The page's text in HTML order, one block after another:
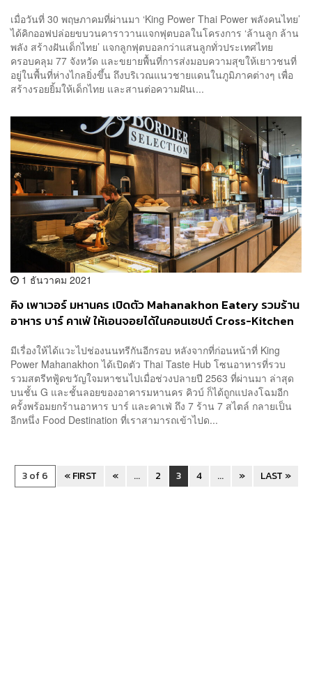
เมื่อวันที่ 30 พฤษภาคมที่ผ่านมา ‘King Power Thai Power พลังคนไทย’
ได้คิกออฟปล่อยขบวนคาราวานแจกฟุตบอลในโครงการ ‘ล้านลูก ล้าน
พลัง สร้างฝันเด็กไทย’ แจกลูกฟุตบอลกว่าแสนลูกทั่วประเทศไทย
ครอบคลุม 77 จังหวัด และขยายพื้นที่การส่งมอบความสุขให้เยาวชนที่
อยู่ในพื้นที่ห่างไกลยิ่งขึ้น ถึงบริเวณแนวชายแดนในภูมิภาคต่างๆ เพื่อ
สร้างรอยยิ้มให้เด็กไทย และสานต่อความฝันเ...
1 ธันวาคม 2021
คิง เพาเวอร์ มหานคร เปิดตัว Mahanakhon Eatery รวมร้าน
อาหาร บาร์ คาเฟ่ ให้เอนจอยได้ในคอนเซปต์ Cross-Kitchen
มีเรื่องให้ได้แวะไปช่องนนทรีกันอีกรอบ หลังจากที่ก่อนหน้าที่ King
Power Mahanakhon ได้เปิดตัว Thai Taste Hub โซนอาหารที่รวบ
รวมสตรีทฟู้ดขวัญใจมหาชนไปเมื่อช่วงปลายปี 2563 ที่ผ่านมา ล่าสุด
บนชั้น G และชั้นลอยของอาคารมหานคร คิวบ์ ก็ได้ถูกแปลงโฉมอีก
ครั้งพร้อมยกร้านอาหาร บาร์ และคาเฟ่ ถึง 7 ร้าน 7 สไตล์ กลายเป็น
อีกหนึ่ง Food Destination ที่เราสามารถเข้าไปด...
3 of 6 « FIRST « ... 2 3 4 ... » LAST »